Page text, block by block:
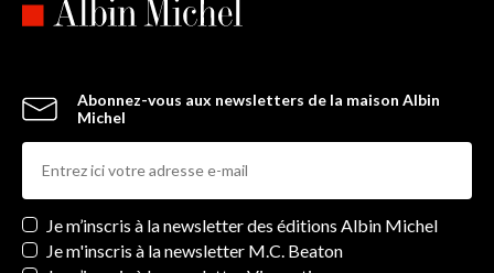
Abonnez-vous aux newsletters de la maison Albin
Michel
Newsletters
Je m’inscris à la newsletter des éditions Albin Michel
Je m'inscris à la newsletter M.C. Beaton